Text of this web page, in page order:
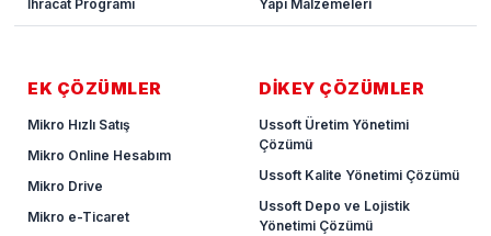
İhracat Programı
Yapı Malzemeleri
EK ÇÖZÜMLER
Mikro Hızlı Satış
Mikro Online Hesabım
Mikro Drive
Mikro e-Ticaret
DİKEY ÇÖZÜMLER
Ussoft Üretim Yönetimi
Çözümü
Ussoft Kalite Yönetimi Çözümü
Ussoft Depo ve Lojistik
Yönetimi Çözümü